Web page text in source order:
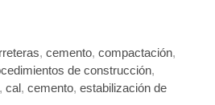
, cemento, compactación,
de construcción,
, cal , cemento, estabilización de